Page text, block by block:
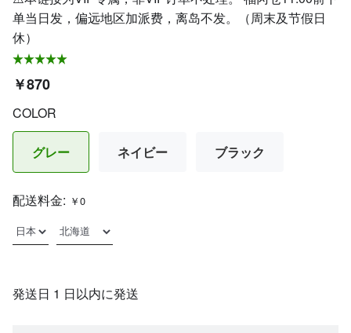
单当日发，偏远地区加派费，离岛不发。（周末及节假日
休）
￥870
COLOR
グレー ネイビー ブラック
配送料金: ￥0
発送日 1 日以内に発送